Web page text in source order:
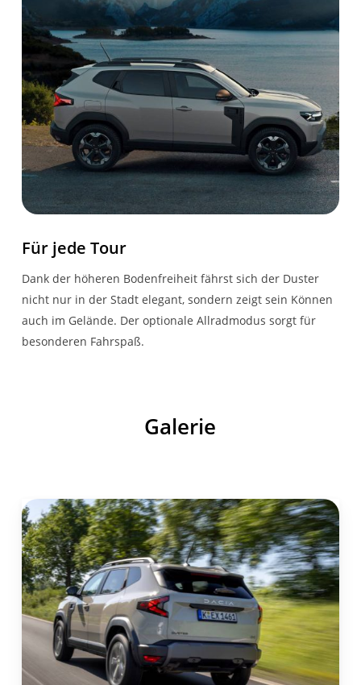
LICHT & SICHT TECHNIK
Licht- und Regensensor Partikelfilter
Innenspiegel manuell
abblendend
LED-Tagfahrlicht RÄDER
Fernlichtassistent Sommerreifen
Halogen Fernlicht
18-Zoll-Leichtmetallräder
Für jede Tour
Dank der höheren Bodenfreiheit fährst sich der Duster
nicht nur in der Stadt elegant, sondern zeigt sein Können
auch im Gelände. Der optionale Allradmodus sorgt für
besonderen Fahrspaß.
Galerie